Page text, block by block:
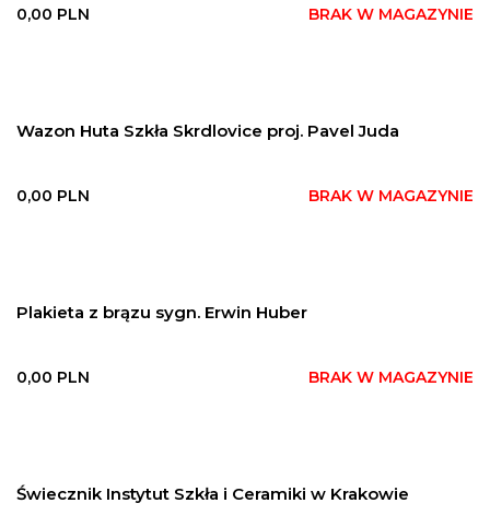
0,00 PLN BRAK W MAGAZYNIE
Wazon Huta Szkła Skrdlovice proj. Pavel Juda
0,00 PLN BRAK W MAGAZYNIE
Plakieta z brązu sygn. Erwin Huber
0,00 PLN BRAK W MAGAZYNIE
Świecznik Instytut Szkła i Ceramiki w Krakowie